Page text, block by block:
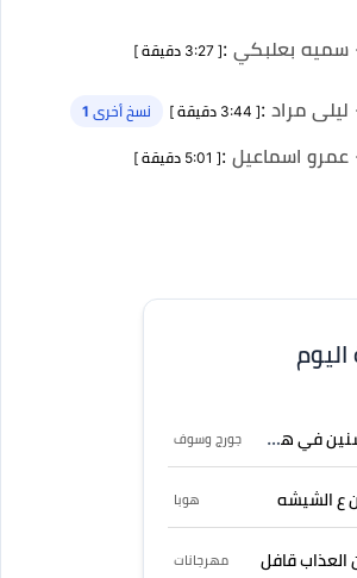
سميه بعلبكي :[ 3:27 دقيقة ]
مراد :[ 3:44 دقيقة ] نسخ أخرى 1
عمرو اسماعيل :[ 5:01 دقيقة ]
في هواه جورج وسوف
ع الشيشه هوبا
قافل مهرجانات